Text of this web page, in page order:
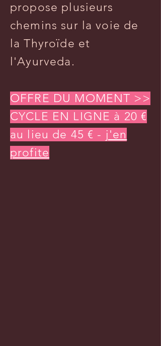
propose plusieurs
chemins sur la voie de
la Thyroïde et
l'Ayurveda.
OFFRE DU MOMENT >>
CYCLE EN LIGNE à 20 €
au lieu de 45 € - j'en
profite